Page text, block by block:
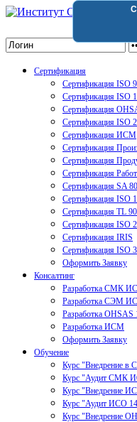
Институт
Сертификация
Сертификация ISO
Сертификация ISO
Сертификация
Сертификация ISO
Сертификация ИСМ
Сертификация
Сертификация
Сертификация
Сертификация SA
Сертификация ISO
Сертификация TL
Сертификация ISO
Сертификация IRIS
Сертификация ISO
Оформить Заявку
Консалтинг
Разработка СМК
Разработка СЭМ
Разработка OHSAS
Разработка ИСМ
Оформить Заявку
Обучение
Курс "Внедрение
Курс "Аудит СМК
Курс "Внедрение
Курс "Аудит ИСО
Курс "Внедрение